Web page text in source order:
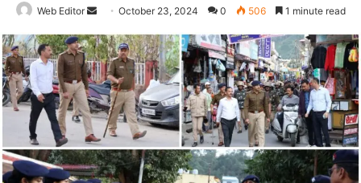
Web Editor
Send
email
October 23, 2024 0 506 1 minute read